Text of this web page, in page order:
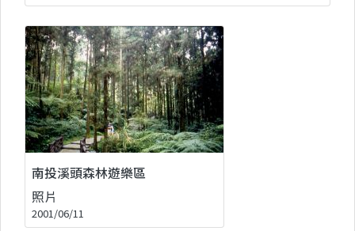
南投溪頭森林遊樂區
照片
2001/06/11